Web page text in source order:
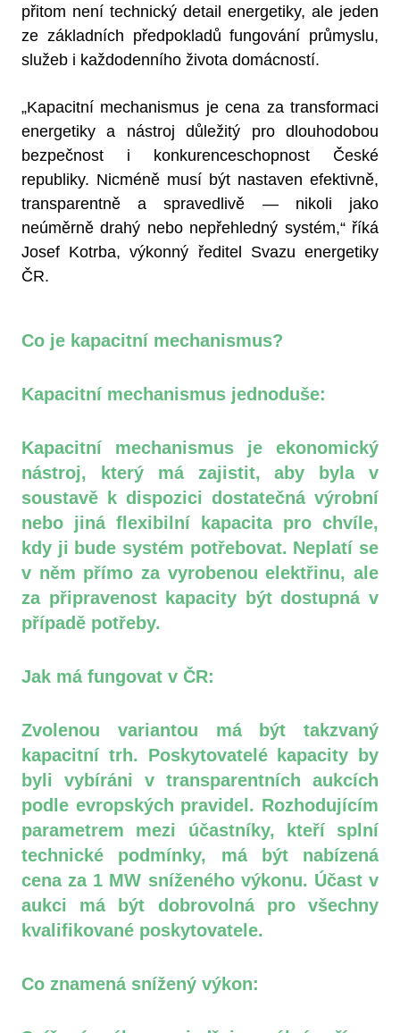
přitom není technický detail energetiky, ale jeden
ze základních předpokladů fungování průmyslu,
služeb i každodenního života domácností.
„Kapacitní mechanismus je cena za transformaci
energetiky a nástroj důležitý pro dlouhodobou
bezpečnost i konkurenceschopnost České
republiky. Nicméně musí být nastaven efektivně,
transparentně a spravedlivě — nikoli jako
neúměrně drahý nebo nepřehledný systém,“ říká
Josef Kotrba, výkonný ředitel Svazu energetiky
ČR.
Co je kapacitní mechanismus?
Kapacitní mechanismus jednoduše:
Kapacitní mechanismus je ekonomický
nástroj, který má zajistit, aby byla v
soustavě k dispozici dostatečná výrobní
nebo jiná flexibilní kapacita pro chvíle,
kdy ji bude systém potřebovat. Neplatí se
v něm přímo za vyrobenou elektřinu, ale
za připravenost kapacity být dostupná v
případě potřeby.
Jak má fungovat v ČR:
Zvolenou variantou má být takzvaný
kapacitní trh. Poskytovatelé kapacity by
byli vybíráni v transparentních aukcích
podle evropských pravidel. Rozhodujícím
parametrem mezi účastníky, kteří splní
technické podmínky, má být nabízená
cena za 1 MW sníženého výkonu. Účast v
aukci má být dobrovolná pro všechny
kvalifikované poskytovatele.
Co znamená snížený výkon: